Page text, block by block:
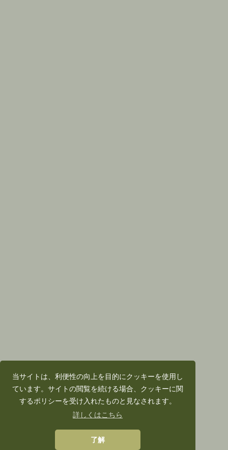
当サイトは、利便性の向上を目的にクッキーを使用し
ています。サイトの閲覧を続ける場合、クッキーに関
するポリシーを受け入れたものと見なされます。
詳しくはこちら
了解